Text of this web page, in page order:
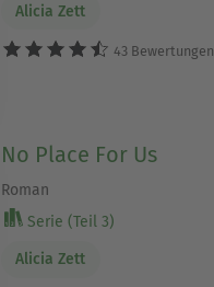
Alicia Zett
43 Bewertungen
No Place For Us
Roman
Serie (Teil 3)
Alicia Zett